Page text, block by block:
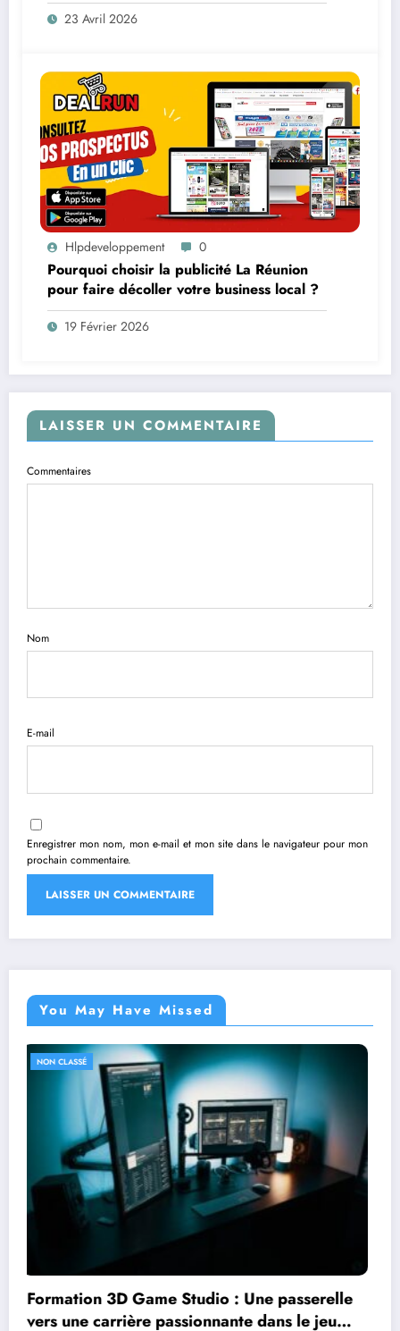
23 Avril 2026
Hlpdeveloppement 0
Pourquoi choisir la publicité La Réunion
pour faire décoller votre business local ?
19 Février 2026
LAISSER UN COMMENTAIRE
Commentaires
Nom
E-mail
Enregistrer mon nom, mon e-mail et mon site dans le navigateur pour mon
prochain commentaire.
You May Have Missed
NON CLASSÉ
Équilibre parfait entre sport et sophistication
: La montre automatique chic